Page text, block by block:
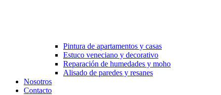
Pintura de apartamentos y casas
Estuco veneciano y decorativo
Reparación de humedades y moho
Alisado de paredes y resanes
Nosotros
Contacto